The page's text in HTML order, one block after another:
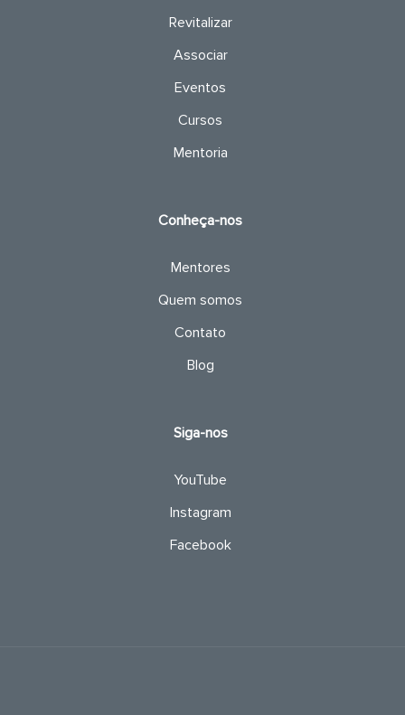
Revitalizar
Associar
Eventos
Cursos
Mentoria
Conheça-nos
Mentores
Quem somos
Contato
Blog
Siga-nos
YouTube
Instagram
Facebook